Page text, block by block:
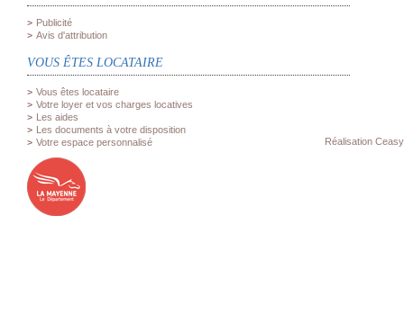
Publicité
Avis d'attribution
VOUS ÊTES LOCATAIRE
Vous êtes locataire
Votre loyer et vos charges locatives
Les aides
Les documents à votre disposition
Votre espace personnalisé
Réalisation Ceasy